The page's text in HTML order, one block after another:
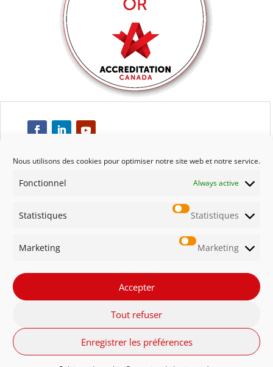
Nous utilisons des cookies pour optimiser notre site web et notre service.
Fonctionnel Always active
Statistiques Statistiques
Marketing Marketing
Accepter
Tout refuser
Enregistrer les préférences
Respect
Engagement
Qualité
FR - Belgique NL - België English